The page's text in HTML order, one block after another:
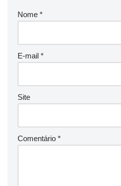
Nome *
E-mail *
Site
Comentário *